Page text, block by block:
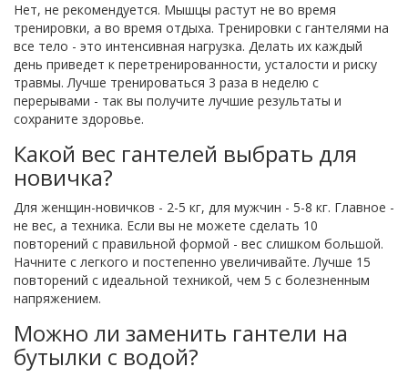
Нет, не рекомендуется. Мышцы растут не во время
тренировки, а во время отдыха. Тренировки с гантелями на
все тело - это интенсивная нагрузка. Делать их каждый
день приведет к перетренированности, усталости и риску
травмы. Лучше тренироваться 3 раза в неделю с
перерывами - так вы получите лучшие результаты и
сохраните здоровье.
Какой вес гантелей выбрать для
новичка?
Для женщин-новичков - 2-5 кг, для мужчин - 5-8 кг. Главное -
не вес, а техника. Если вы не можете сделать 10
повторений с правильной формой - вес слишком большой.
Начните с легкого и постепенно увеличивайте. Лучше 15
повторений с идеальной техникой, чем 5 с болезненным
напряжением.
Можно ли заменить гантели на
бутылки с водой?